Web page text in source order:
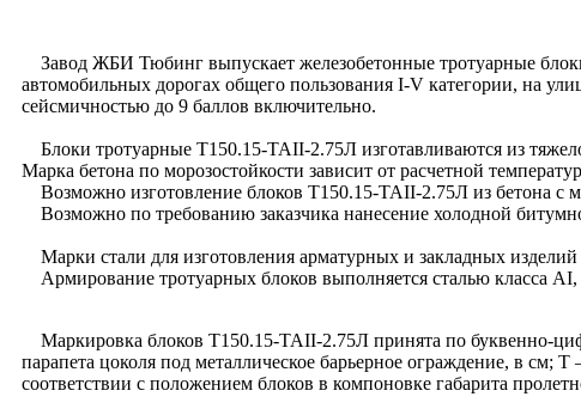
Завод ЖБИ Тюбинг выпускает железобетонные тротуарные
автомобильных дорогах общего пользования I-V категории, на
сейсмичностью до 9 баллов включительно.
Блоки тротуарные Т150.15-TAII-2.75Л изготавливаются из
Марка бетона по морозостойкости зависит от расчетной
Возможно изготовление блоков Т150.15-TAII-2.75Л из бетона с
Возможно по требованию заказчика нанесение холодной
Марки стали для изготовления арматурных и закладных
Армирование тротуарных блоков выполняется сталью класса
Маркировка блоков Т150.15-TAII-2.75Л принята по буквенно-
парапета цоколя под металлическое барьерное ограждение, в см;
соответствии с положением блоков в компоновке габарита